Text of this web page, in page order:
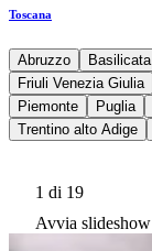
Toscana
Abruzzo Basilicata
Friuli Venezia Giulia
Piemonte
Puglia
Trentino alto Adige
1 di 19
Avvia slideshow